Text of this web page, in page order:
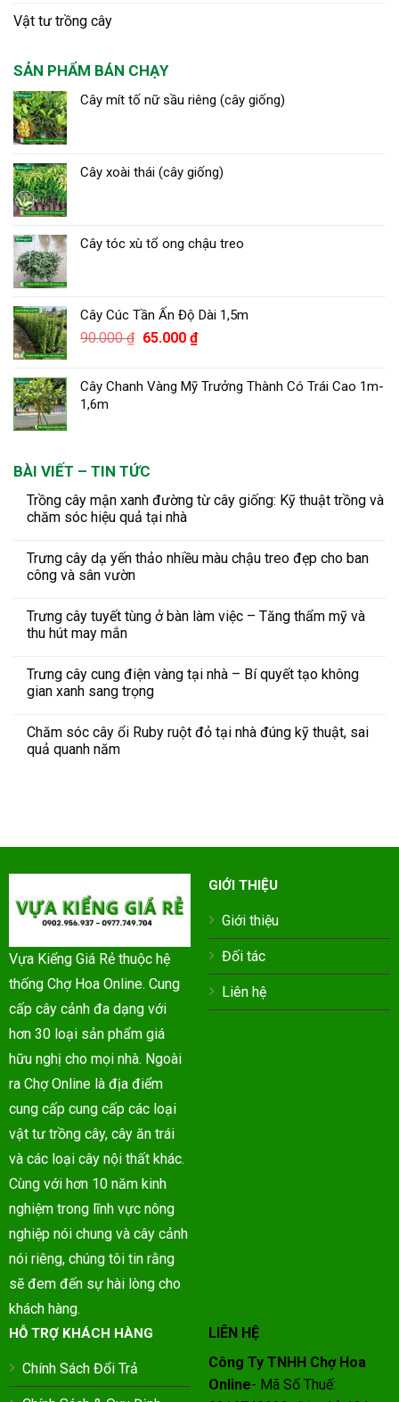
Vật tư trồng cây
SẢN PHẨM BÁN CHẠY
Cây mít tố nữ sầu riêng (cây giống)
Cây xoài thái (cây giống)
Cây tóc xù tổ ong chậu treo
Cây Cúc Tần Ấn Độ Dài 1,5m
90.000₫ Giá
90.000 ₫.
65.000 ₫Giá
là:
Cây Chanh Vàng Mỹ Trưởng Thành Có Trái Cao 1m-
1,6m
BÀI VIẾT – TIN TỨC
Trồng cây mận xanh đường từ cây giống: Kỹ thuật trồng và
chăm sóc hiệu quả tại nhà
Trưng cây dạ yến thảo nhiều màu chậu treo đẹp cho ban
công và sân vườn
Trưng cây tuyết tùng ở bàn làm việc – Tăng thẩm mỹ và
thu hút may mắn
Trưng cây cung điện vàng tại nhà – Bí quyết tạo không
gian xanh sang trọng
Chăm sóc cây ổi Ruby ruột đỏ tại nhà đúng kỹ thuật, sai
quả quanh năm
Vựa Kiểng Giá Rẻ thuộc hệ
thống Chợ Hoa Online. Cung
cấp cây cảnh đa dạng với
hơn 30 loại sản phẩm giá
hữu nghị cho mọi nhà. Ngoài
ra Chợ Online là địa điểm
cung cấp cung cấp các loại
vật tư trồng cây, cây ăn trái
và các loại cây nội thất khác.
Cùng với hơn 10 năm kinh
nghiệm trong lĩnh vực nông
nghiệp nói chung và cây cảnh
nói riêng, chúng tôi tin rằng
sẽ đem đến sự hài lòng cho
khách hàng.
GIỚI THIỆU
Giới thiệu
Đối tác
Liên hệ
HỖ TRỢ KHÁCH HÀNG
Chính Sách Đổi Trả
LIÊN HỆ
Công Ty TNHH Chợ Hoa
Online- Mã Số Thuế: